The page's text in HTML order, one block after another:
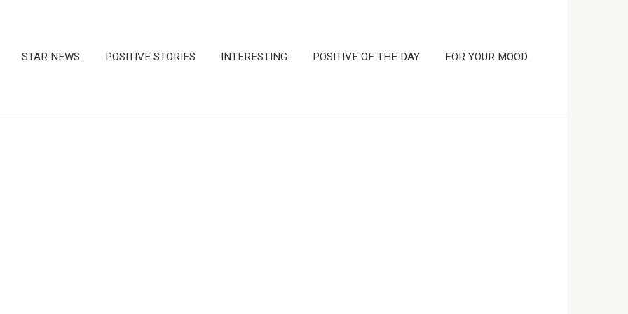
STAR NEWS POSITIVE STORIES INTERESTING POSITIVE OF THE DAY FOR YOUR MOOD